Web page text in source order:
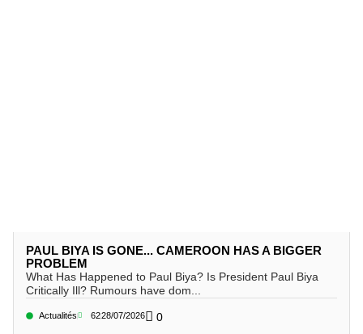
PAUL BIYA IS GONE... CAMEROON HAS A BIGGER
PROBLEM
What Has Happened to Paul Biya? Is President Paul Biya
Critically Ill? Rumours have dom...
Actualités 6228/07/2026 0